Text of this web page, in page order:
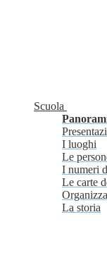
Scuola
I luoghi
Le
I numeri
Le carte
La storia